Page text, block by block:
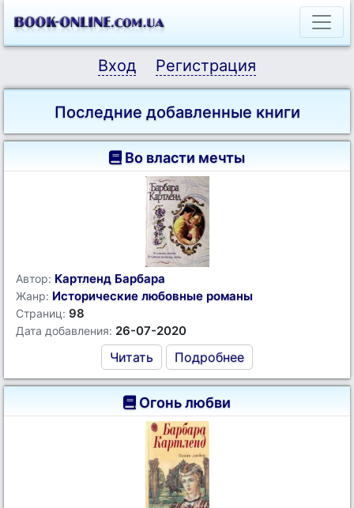
Вход Регистрация
Последние добавленные книги
Во власти мечты
Автор: Картленд Барбара
Жанр: Исторические любовные романы
Страниц: 98
Дата добавления: 26-07-2020
Читать Подробнее
Огонь любви